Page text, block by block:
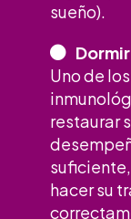
sueño).
Uno de
restaurar
hacer su